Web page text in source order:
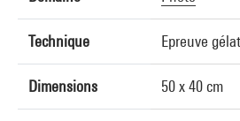
Technique Epreuve
Dimensions 50 x 40 cm